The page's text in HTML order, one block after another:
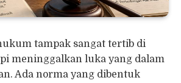
tampak sangat tertib di
meninggalkan luka yang dalam
Ada norma yang dibentuk